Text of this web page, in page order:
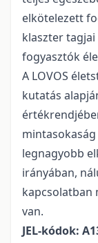
elkötelezett
klaszter tagjai
fogyasztók
A LOVOS
kutatás
legnagyobb
irányában,
kapcsolatban
van.
JEL-kódok: